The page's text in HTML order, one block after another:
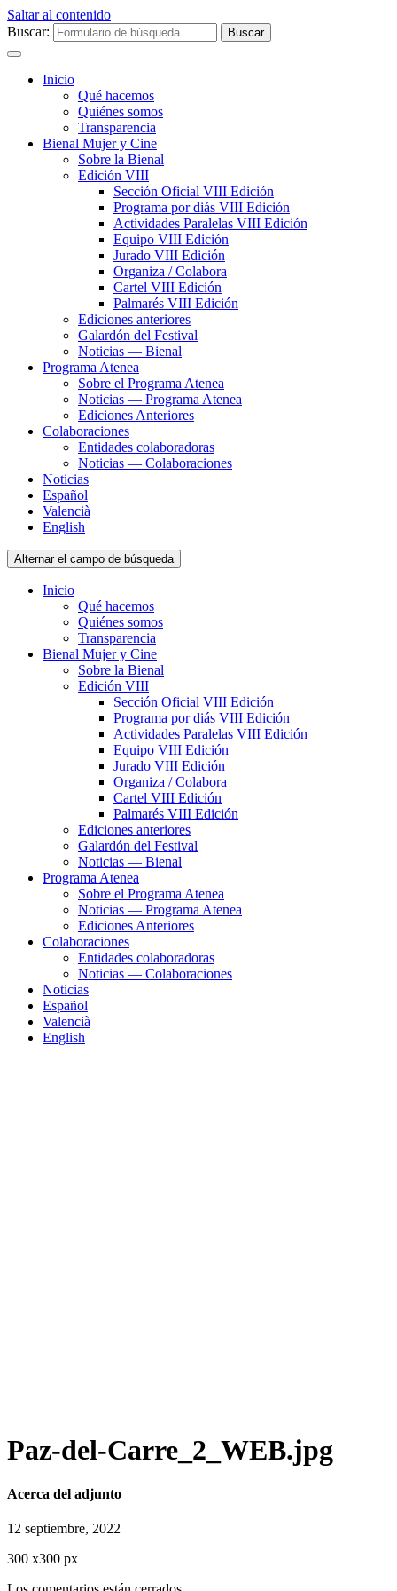
Saltar al contenido
Buscar:
Inicio
Qué hacemos
Quiénes somos
Transparencia
Bienal Mujer y Cine
Sobre la Bienal
Edición VIII
Sección Oficial VIII Edición
Programa por diás VIII Edición
Actividades Paralelas VIII Edición
Equipo VIII Edición
Jurado VIII Edición
Organiza / Colabora
Cartel VIII Edición
Palmarés VIII Edición
Ediciones anteriores
Galardón del Festival
Noticias — Bienal
Programa Atenea
Sobre el Programa Atenea
Noticias — Programa Atenea
Ediciones Anteriores
Colaboraciones
Entidades colaboradoras
Noticias — Colaboraciones
Noticias
Español
Valencià
English
Alternar el campo de búsqueda
Inicio
Qué hacemos
Quiénes somos
Transparencia
Bienal Mujer y Cine
Sobre la Bienal
Edición VIII
Sección Oficial VIII Edición
Programa por diás VIII Edición
Actividades Paralelas VIII Edición
Equipo VIII Edición
Jurado VIII Edición
Organiza / Colabora
Cartel VIII Edición
Palmarés VIII Edición
Ediciones anteriores
Galardón del Festival
Noticias — Bienal
Programa Atenea
Sobre el Programa Atenea
Noticias — Programa Atenea
Ediciones Anteriores
Colaboraciones
Entidades colaboradoras
Noticias — Colaboraciones
Noticias
Español
Valencià
English
Paz-del-Carre_2_WEB.jpg
Acerca del adjunto
12 septiembre, 2022
300 x300 px